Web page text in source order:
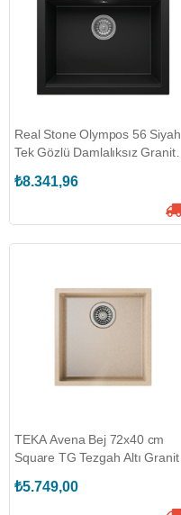
Real Stone Olympos 56 Siyah
Tek Gözlü Damlalıksız Granit
₺8.341,96
TEKA Avena Bej 72x40 cm
Square TG Tezgah Altı Granit
₺5.749,00